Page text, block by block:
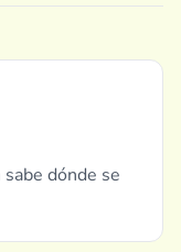
dónde se